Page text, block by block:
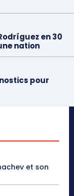
en 30
nation
pour
et son